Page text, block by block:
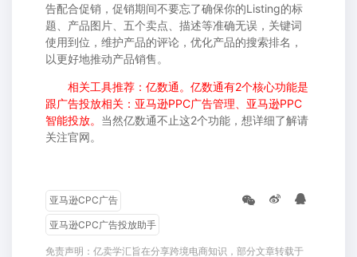
告配合促销，促销期间不要忘了确保你的Listing的标
题、产品图片、五个卖点、描述等准确无误，关键词
使用到位，维护产品的评论，优化产品的搜索排名，
以更好地推动产品销售。
相关工具推荐：亿数通。亿数通有2个核心功能是
跟广告投放相关：亚马逊PPC广告管理、亚马逊PPC
智能投放。 当然亿数通不止这2个功能，想详细了解请
关注官网。
亚马逊CPC广告
亚马逊CPC广告投放助手
免责声明：亿卖学汇旨在分享跨境电商知识，部分文章转载于